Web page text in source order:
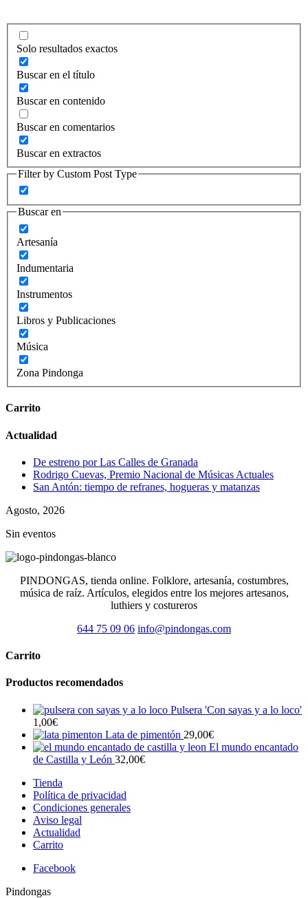
Solo resultados exactos
Buscar en el título
Buscar en contenido
Buscar en comentarios
Buscar en extractos
Filter by Custom Post Type
Buscar en
Artesanía
Indumentaria
Instrumentos
Libros y Publicaciones
Música
Zona Pindonga
Carrito
Actualidad
De estreno por Las Calles de Granada
Rodrigo Cuevas, Premio Nacional de Músicas Actuales
San Antón: tiempo de refranes, hogueras y matanzas
Agosto, 2026
Sin eventos
PINDONGAS, tienda online. Folklore, artesanía, costumbres,
música de raíz. Artículos, elegidos entre los mejores artesanos,
luthiers y costureros
644 75 09 06 info@pindongas.com
Carrito
Productos recomendados
Pulsera 'Con sayas y a lo loco'
1,00€
Lata de pimentón 29,00€
El mundo encantado
de Castilla y León 32,00€
Tienda
Política de privacidad
Condiciones generales
Aviso legal
Actualidad
Carrito
Facebook
Pindongas